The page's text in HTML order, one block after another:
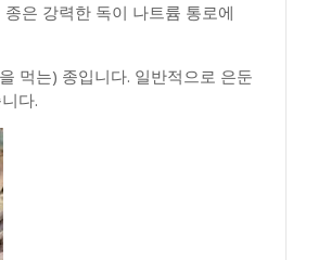
은 강력한 독이 나트륨 통로에
먹는) 종입니다. 일반적으로 은둔
다.